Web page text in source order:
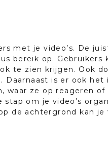
met je video’s. De
bereik op. Gebruikers
te zien krijgen. Ook
Daarnaast is er ook het
waar ze op reageren of
om je video’s
de achtergrond kan je